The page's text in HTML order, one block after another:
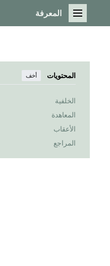
القائمة الرئيسية
المعرفة
المحتويات أخف
الخلفية
المعاهدة
الأعقاب
المراجع